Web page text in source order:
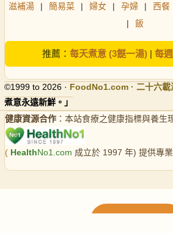
滋補湯 | 簡易菜 | 婦女 | 孕婦 | 西餐
|
飯
推薦： 每天煮意 (3餸一湯)| 每
©1999 to 2026 · FoodNo1.com · 二十六載
煮意永遠新鮮。」
健康資源合作 ：本站食療之健康指標與養生
( HealthNo1.com 成立於 1997 年) 提供專